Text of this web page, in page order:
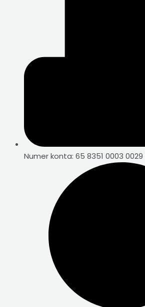
Numer konta: 65 8351 0003 0029